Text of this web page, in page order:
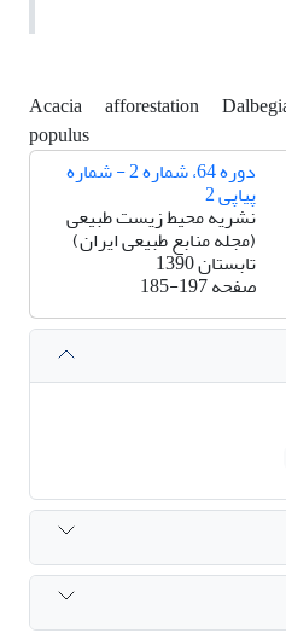
Acacia afforestation
populus
دوره 64، شماره 2 - شماره
پیاپی 2
نشریه محیط زیست طبیعی
(مجله منابع طبیعی ایران)
تابستان 1390
صفحه185-197